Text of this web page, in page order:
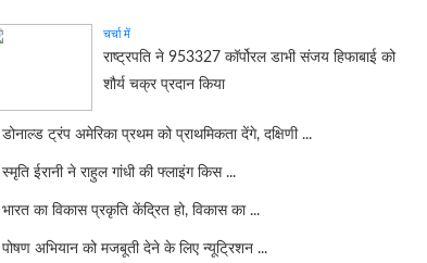
चर्चा में
राष्ट्रपति ने 953327 कॉर्पोरल डाभी संजय हिफाबाई को
शौर्य चक्र प्रदान किया
डोनाल्ड ट्रंप अमेरिका प्रथम को प्राथमिकता देंगे, दक्षिणी ...
स्मृति ईरानी ने राहुल गांधी की फ्लाइंग किस ...
भारत का विकास प्रकृति केंद्रित हो, विकास का ...
पोषण अभियान को मजबूती देने के लिए न्यूट्रिशन ...